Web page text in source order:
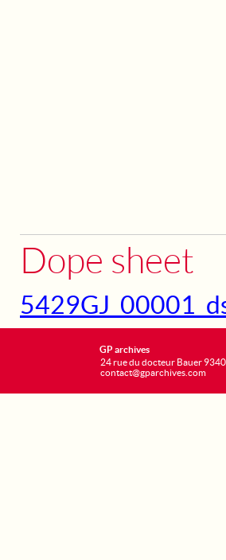
Dope sheet
GP archives
24 rue du docteur Bauer
contact@gparchives.com